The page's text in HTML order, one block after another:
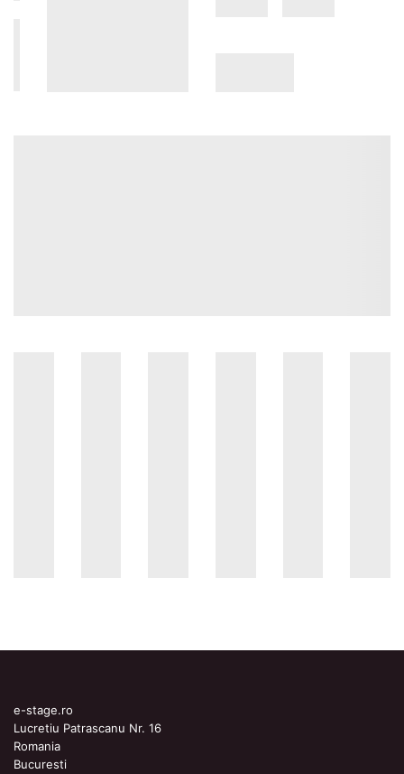
e-stage.ro
Lucretiu Patrascanu Nr. 16
Romania
Bucuresti